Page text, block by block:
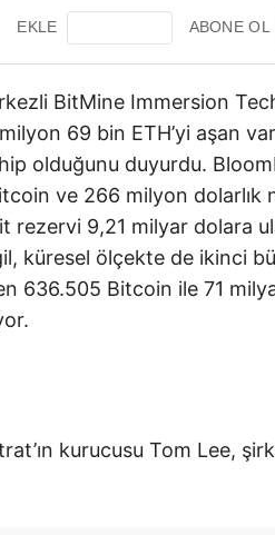
EKLE ABONE OL
BitMine Immersion
69 bin ETH’yi aşan
olduğunu duyurdu.
ve 266 milyon dolarlık
9,21 milyar dolara
küresel ölçekte de ikinci
636.505 Bitcoin ile 71
kurucusu Tom Lee,